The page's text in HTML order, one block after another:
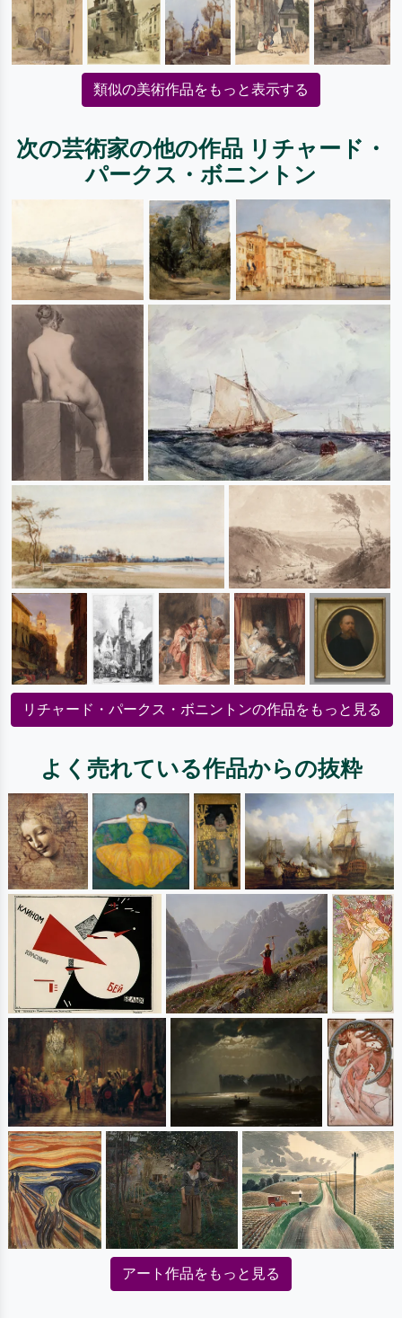
類似の美術作品をもっと表示する
次の芸術家の他の作品 リチャード・
パークス・ボニントン
リチャード・パークス・ボニントンの作品をもっと見る
よく売れている作品からの抜粋
アート作品をもっと見る